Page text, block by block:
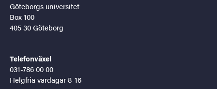
Göteborgs universitet
Box 100
405 30 Göteborg
Telefonväxel
031-786 00 00
Helgfria vardagar 8-16